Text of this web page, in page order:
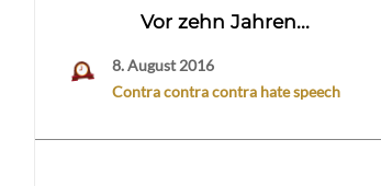
Vor zehn Jahren...
8. August 2016
Contra contra contra hate speech